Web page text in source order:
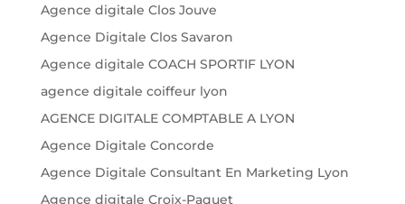
Agence digitale Clos Jouve
Agence Digitale Clos Savaron
Agence digitale COACH SPORTIF LYON
agence digitale coiffeur lyon
AGENCE DIGITALE COMPTABLE A LYON
Agence Digitale Concorde
Agence Digitale Consultant En Marketing Lyon
Agence digitale Croix-Paquet